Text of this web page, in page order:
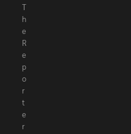
T
h
e
R
e
p
o
r
t